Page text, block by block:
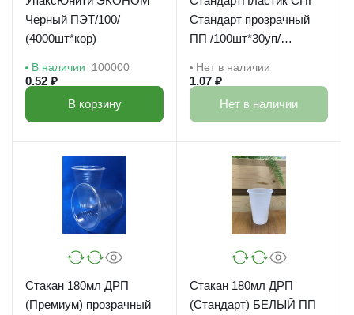
Черный ПЭТ/100/
(4000шт*кор)
В наличии 100000
0.52 ₽
В корзину
Стандарт прозрачный
ПП /100шт*30уп/
Нет в наличии
1.07 ₽
Нет в наличии
Стакан 180мл ДРП
(Премиум) прозрачный
Стакан 180мл ДРП
(Стандарт) БЕЛЫЙ ПП